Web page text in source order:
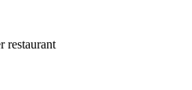
restaurant